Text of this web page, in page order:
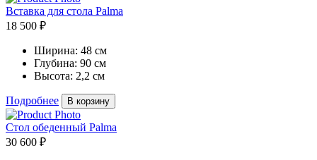
Вставка для стола Palma
18 500 ₽
Ширина: 48 см
Глубина: 90 см
Высота: 2,2 см
Подробнее В корзину
Стол обеденный Palma
30 600 ₽